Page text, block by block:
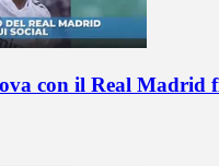
con il Real Madrid